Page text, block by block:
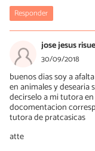
Responder
jose jesus
30/09/2018
buenos dias soy a
en animales y desearia
decirselo a mi tutora
docomentacion
tutora de pratcasicas
atte